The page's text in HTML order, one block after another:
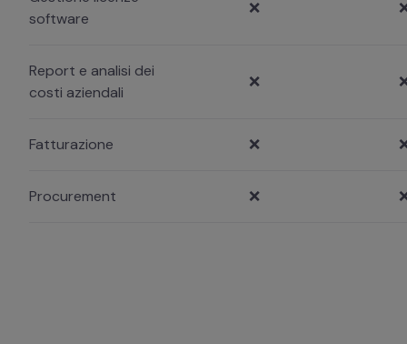
software
❌
Report e analisi dei
costi aziendali
❌
Fatturazione ❌
Procurement ❌